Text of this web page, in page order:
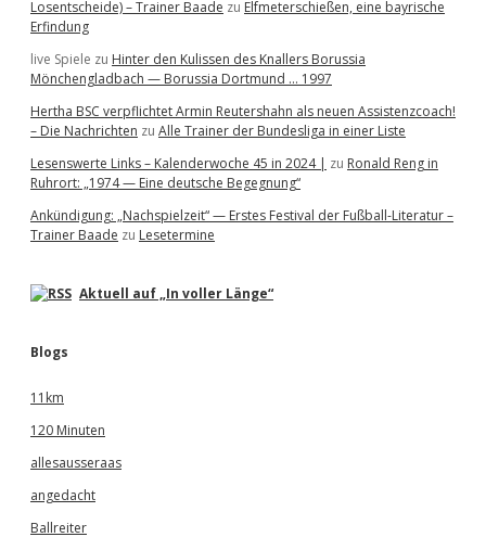
Losentscheide) – Trainer Baade zu Elfmeterschießen, eine bayrische
Erfindung
live Spiele zu Hinter den Kulissen des Knallers Borussia
Mönchengladbach — Borussia Dortmund … 1997
Hertha BSC verpflichtet Armin Reutershahn als neuen Assistenzcoach!
– Die Nachrichten zu Alle Trainer der Bundesliga in einer Liste
Lesenswerte Links – Kalenderwoche 45 in 2024 | zu Ronald Reng in
Ruhrort: „1974 — Eine deutsche Begegnung“
Ankündigung: „Nachspielzeit“ — Erstes Festival der Fußball-Literatur –
Trainer Baade zu Lesetermine
Aktuell auf „In voller Länge“
Blogs
11km
120 Minuten
allesausseraas
angedacht
Ballreiter